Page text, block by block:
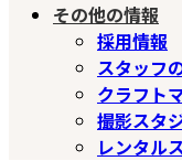
その他の情報
採用情報
スタッフ
クラフト
撮影スタ
レンタル